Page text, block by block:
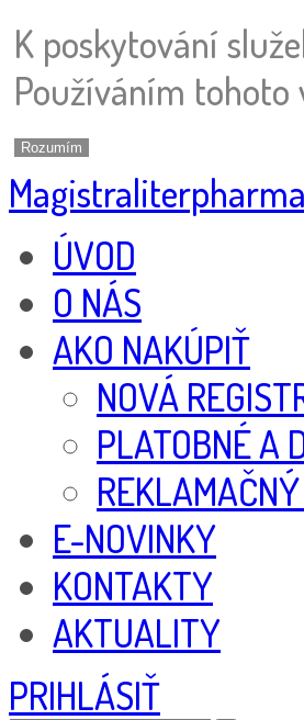
K poskytování
Používáním
Rozumím
ÚVOD
O NÁS
AKO NAKÚPIŤ
NOVÁ
PLATOBNÉ A
E-NOVINKY
KONTAKTY
AKTUALITY
PRIHLÁSIŤ